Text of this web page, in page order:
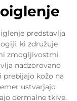
predstavlja
ki združuje
zmogljivostmi
nadzorovano
kožo na
ustvarjajo
dermalne tkive.